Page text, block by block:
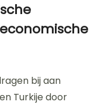
bij aan
Turkije door